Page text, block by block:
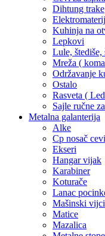
Dihtung trake
Kuhinja na
Lepkovi
Lule, štediše,
Mreža (
Održavanje
Ostalo
Rasveta (
Sajle ručne
Metalna galanterija
Alke
Cp nosač
Ekseri
Hangar vijak
Karabiner
Koturače
Lanac
Mašinski vijci
Matice
Mazalica